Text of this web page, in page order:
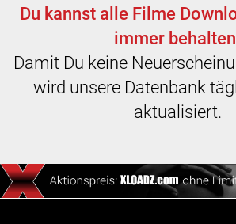
Du kannst alle Filme
immer
Damit Du keine
wird unsere Datenbank
aktualisiert.